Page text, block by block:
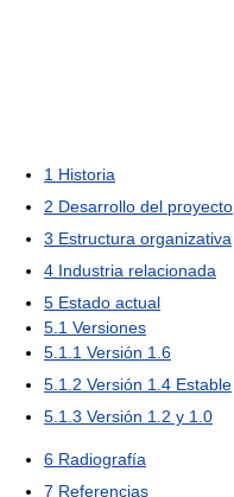
1 Historia
2 Desarrollo del proyecto
3 Estructura organizativa
4 Industria relacionada
5 Estado actual
5.1 Versiones
5.1.1 Versión 1.6
5.1.2 Versión 1.4 Estable
5.1.3 Versión 1.2 y 1.0
6 Radiografía
7 Referencias